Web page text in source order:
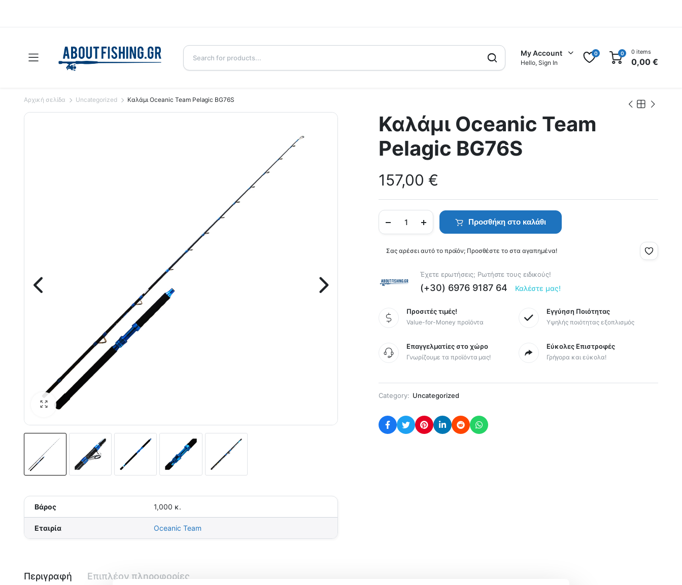
My Account
Hello, Sign In
0 0 0 items
0,00€
Αρχική σελίδα Uncategorized Καλάμι Oceanic Team Pelagic BG76S
Βάρος 1,000 κ.
Εταιρία Oceanic Team
Καλάμι Oceanic Team
Pelagic BG76S
157,00 €
Προσθήκη στο καλάθι
Σας αρέσει αυτό το προϊόν; Προσθέστε το στα αγαπημένα!
Έχετε ερωτήσεις; Ρωτήστε τους ειδικούς!
(+30) 6976 9187 64 Καλέστε μας!
Προσιτές τιμές!
Value-for-Money προϊόντα
Εγγύηση Ποιότητας
Υψηλής ποιότητας εξοπλισμός
Επαγγελματίες στο χώρο
Γνωρίζουμε τα προϊόντα μας!
Εύκολες Επιστροφές
Γρήγορα και εύκολα!
Category: Uncategorized
Περιγραφή Επιπλέον πληροφορίες